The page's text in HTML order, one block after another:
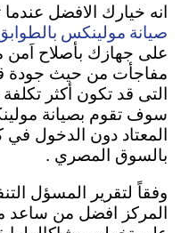
انه خيارك الافضل
صيانة مولينكس
على جهازك بأصلاح اَمن
مفاجأت من حيث جودة
التى قد تكون أكثر
سوف تقوم بصيانة
المعتاد دون الدخول
بالسوق المصري .
وفقاً لتقرير المسؤل
المركز افضل من